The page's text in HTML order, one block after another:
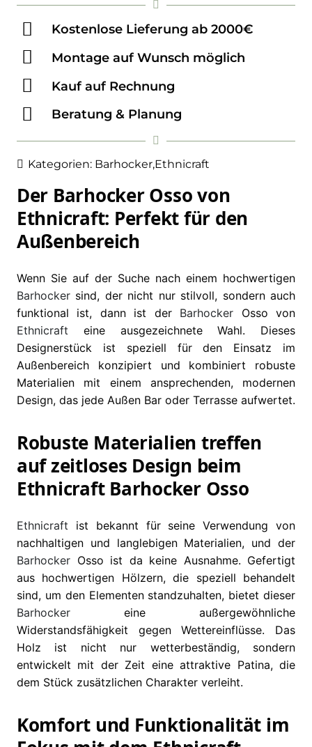
Kostenlose Lieferung ab 2000€
Montage auf Wunsch möglich
Kauf auf Rechnung
Beratung & Planung
Kategorien: Barhocker,Ethnicraft
Der Barhocker Osso von
Ethnicraft: Perfekt für den
Außenbereich
Wenn Sie auf der Suche nach einem hochwertigen
Barhocker sind, der nicht nur stilvoll, sondern auch
funktional ist, dann ist der Barhocker Osso von
Ethnicraft eine ausgezeichnete Wahl. Dieses
Designerstück ist speziell für den Einsatz im
Außenbereich konzipiert und kombiniert robuste
Materialien mit einem ansprechenden, modernen
Design, das jede Außen Bar oder Terrasse aufwertet.
Robuste Materialien treffen
auf zeitloses Design beim
Ethnicraft Barhocker Osso
Ethnicraft ist bekannt für seine Verwendung von
nachhaltigen und langlebigen Materialien, und der
Barhocker Osso ist da keine Ausnahme. Gefertigt
aus hochwertigen Hölzern, die speziell behandelt
sind, um den Elementen standzuhalten, bietet dieser
Barhocker eine außergewöhnliche
Widerstandsfähigkeit gegen Wettereinflüsse. Das
Holz ist nicht nur wetterbeständig, sondern
entwickelt mit der Zeit eine attraktive Patina, die
dem Stück zusätzlichen Charakter verleiht.
Komfort und Funktionalität im